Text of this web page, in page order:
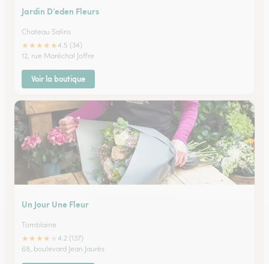
Jardin D’eden Fleurs
Chateau Salins
★★★★★4.5 (34)
12, rue Maréchal Joffre
Voir la boutique
Un Jour Une Fleur
Tomblaine
★★★★
4.2 (137)
68, boulevard Jean Jaurès